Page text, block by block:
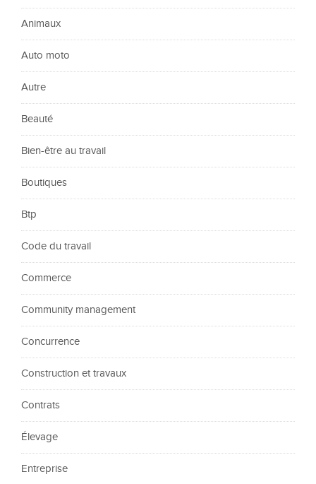
Animaux
Auto moto
Autre
Beauté
Bien-être au travail
Boutiques
Btp
Code du travail
Commerce
Community management
Concurrence
Construction et travaux
Contrats
Élevage
Entreprise